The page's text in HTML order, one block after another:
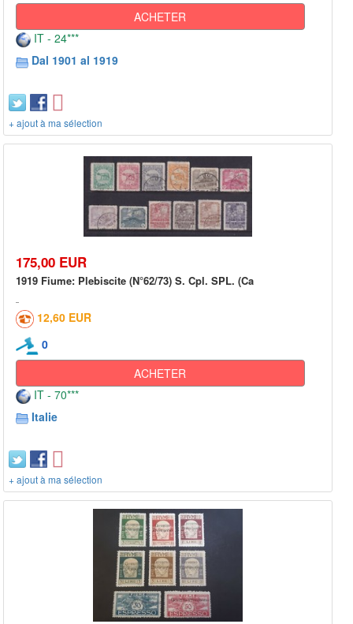
ACHETER
IT - 24***
Dal 1901 al 1919
+ ajout à ma sélection
175,00 EUR
1919 Fiume: Plebiscite (N°62/73) S. Cpl. SPL. (Ca
12,60 EUR
0
ACHETER
IT - 70***
Italie
+ ajout à ma sélection